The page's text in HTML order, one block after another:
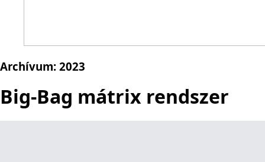
Archívum: 2023
Big-Bag mátrix rendszer